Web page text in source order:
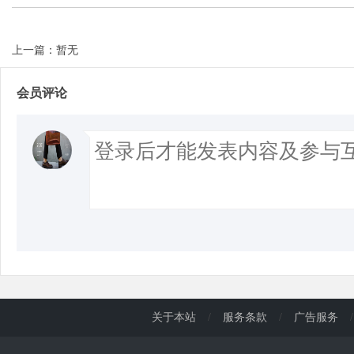
上一篇：暂无
会员评论
关于本站 / 服务条款 / 广告服务 /